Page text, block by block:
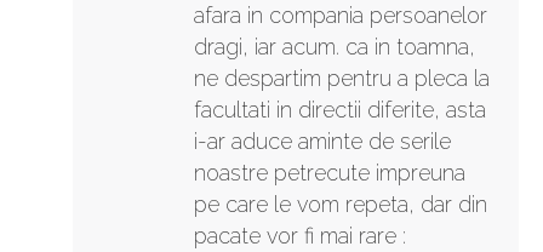
afara in compania persoanelor
dragi, iar acum. ca in toamna,
ne despartim pentru a pleca la
facultati in directii diferite, asta
i-ar aduce aminte de serile
noastre petrecute impreuna
pe care le vom repeta, dar din
pacate vor fi mai rare :